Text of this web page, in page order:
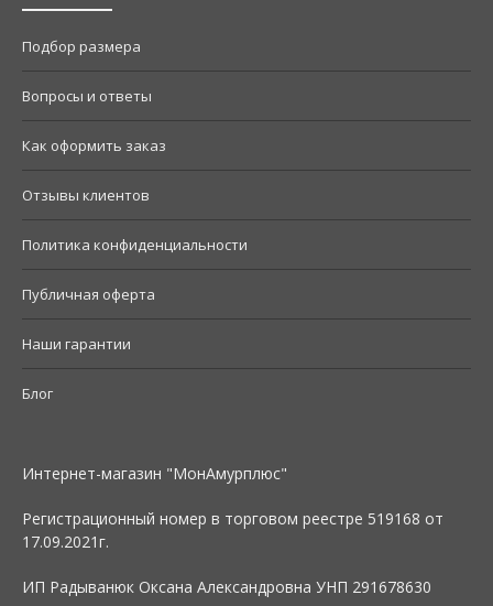
Подбор размера
Вопросы и ответы
Как оформить заказ
Отзывы клиентов
Политика конфиденциальности
Публичная оферта
Наши гарантии
Блог
Интернет-магазин "МонАмурплюс"
Регистрационный номер в торговом реестре 519168 от
17.09.2021г.
ИП Радыванюк Оксана Александровна УНП 291678630